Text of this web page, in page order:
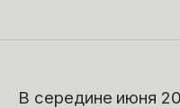
В середине июня